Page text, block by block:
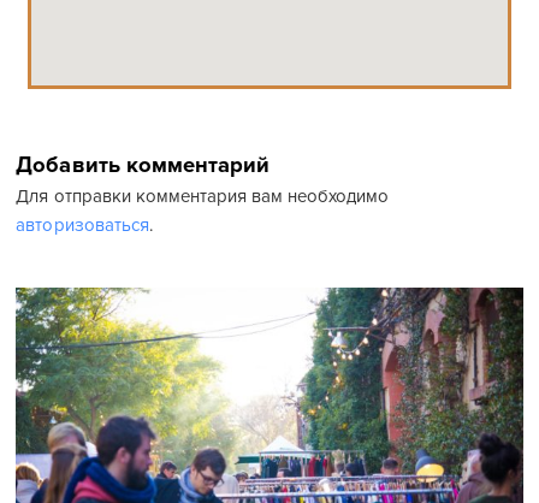
Добавить комментарий
Для отправки комментария вам необходимо
авторизоваться.